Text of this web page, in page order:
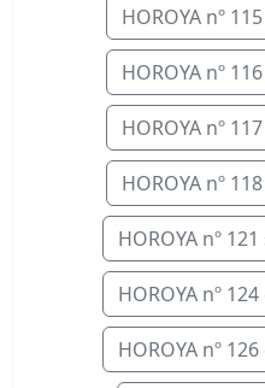
HOROYA nº
HOROYA nº
HOROYA nº
HOROYA nº
HOROYA nº
HOROYA nº
HOROYA nº